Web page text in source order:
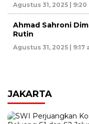
Agustus 31, 2025 | 9:20
Ahmad Sahroni
Rutin
Agustus 31, 2025 | 9:17
JAKARTA